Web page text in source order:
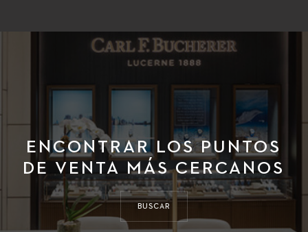
ENCONTRAR LOS PUNTOS
DE VENTA MÁS CERCANOS
BUSCAR